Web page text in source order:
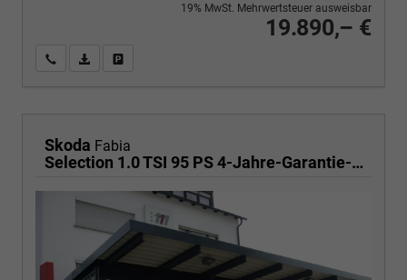
19.890,– €
19% MwSt. Mehrwertsteuer ausweisbar
Wir rufen Sie anPDF-Fahrzeugexposé drucken
Skoda Fabia
Selection 1.0 TSI 95 PS 4-Jahre-Garantie-AppleCarPlay-AndroidAuto-LED-PDC-Sitzheizung-DAB-Klima